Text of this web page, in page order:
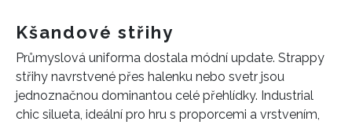
Kšandové střihy
Průmyslová uniforma dostala módní update. Strappy
střihy navrstvené přes halenku nebo svetr jsou
jednoznačnou dominantou celé přehlídky. Industrial
chic silueta, ideální pro hru s proporcemi a vrstvením,